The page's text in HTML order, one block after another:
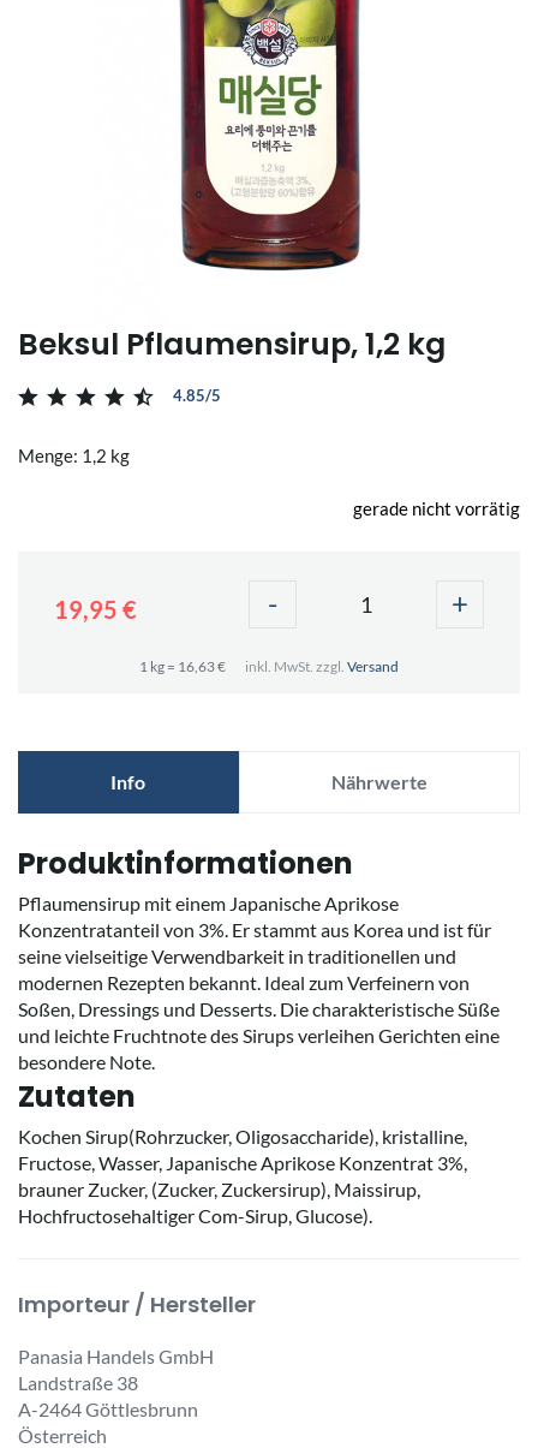
Beksul Pflaumensirup, 1,2 kg
4.85/5
Menge: 1,2 kg
gerade nicht vorrätig
19,95 € - +
1 kg = 16,63 € inkl. MwSt. zzgl. Versand
Info Nährwerte
Produktinformationen
Pflaumensirup mit einem Japanische Aprikose
Konzentratanteil von 3%. Er stammt aus Korea und ist für
seine vielseitige Verwendbarkeit in traditionellen und
modernen Rezepten bekannt. Ideal zum Verfeinern von
Soßen, Dressings und Desserts. Die charakteristische Süße
und leichte Fruchtnote des Sirups verleihen Gerichten eine
besondere Note.
Zutaten
Kochen Sirup(Rohrzucker, Oligosaccharide), kristalline,
Fructose, Wasser, Japanische Aprikose Konzentrat 3%,
brauner Zucker, (Zucker, Zuckersirup), Maissirup,
Hochfructosehaltiger Com-Sirup, Glucose).
Importeur / Hersteller
Panasia Handels GmbH
Landstraße 38
A-2464 Göttlesbrunn
Österreich